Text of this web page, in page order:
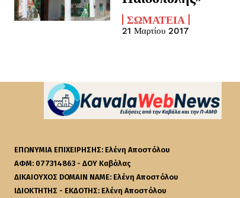
ΣΩΜΑΤΕΊΑ
21 Μαρτίου 2017
ΕΠΩΝΥΜΙΑ ΕΠΙΧΕΙΡΗΣΗΣ: Ελένη Αποστόλου
ΑΦΜ: 077314863 - ΔΟΥ Καβάλας
ΔΙΚΑΙΟΥΧΟΣ DOMAIN NAME: Ελένη Αποστόλου
ΙΔΙΟΚΤΗΤΗΣ - ΕΚΔΟΤΗΣ: Ελένη Αποστόλου